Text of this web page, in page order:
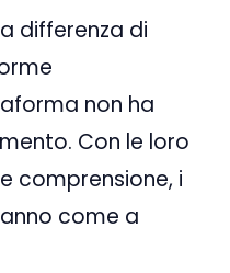
differenza di
non ha
Con le loro
comprensione, i
come a